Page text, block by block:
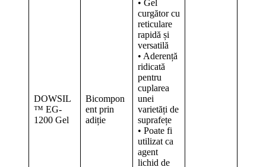
DOWSIL
™ EG-
1200 Gel
Bicompon
ent prin
adiție
• Gel
curgător cu
reticulare
rapidă și
versatilă
• Aderență
ridicată
pentru
cuplarea
unei
varietăți de
suprafețe
• Poate fi
utilizat ca
agent
lichid de